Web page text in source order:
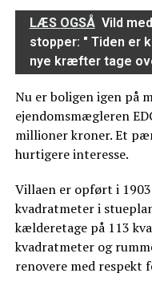
LÆS OGSÅ Vild
stopper: " Tiden er
nye kræfter tage
Nu er boligen igen på
ejendomsmægleren
millioner kroner. Et
hurtigere interesse.
Villaen er opført i
kvadratmeter i
kælderetage på 113
kvadratmeter og
renovere med respekt